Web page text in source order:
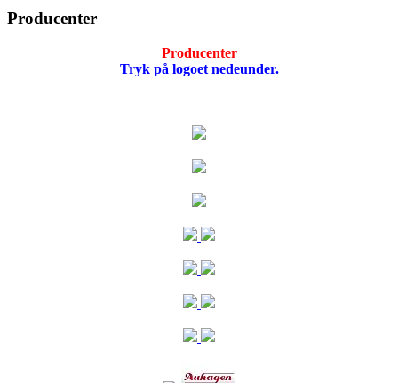
Producenter
Producenter
Tryk på logoet nedeunder.